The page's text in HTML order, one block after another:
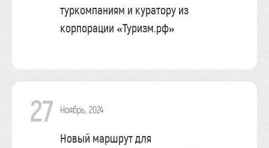
туркомпаниям и куратору из
корпорации «Туризм.рф»
27 Ноябрь, 2024
Новый маршрут для